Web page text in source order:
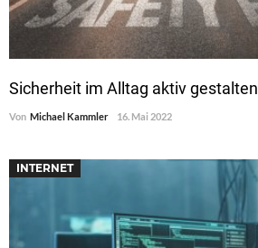
Sicherheit im Alltag aktiv gestalten
Von Michael Kammler 16. Mai 2022
INTERNET